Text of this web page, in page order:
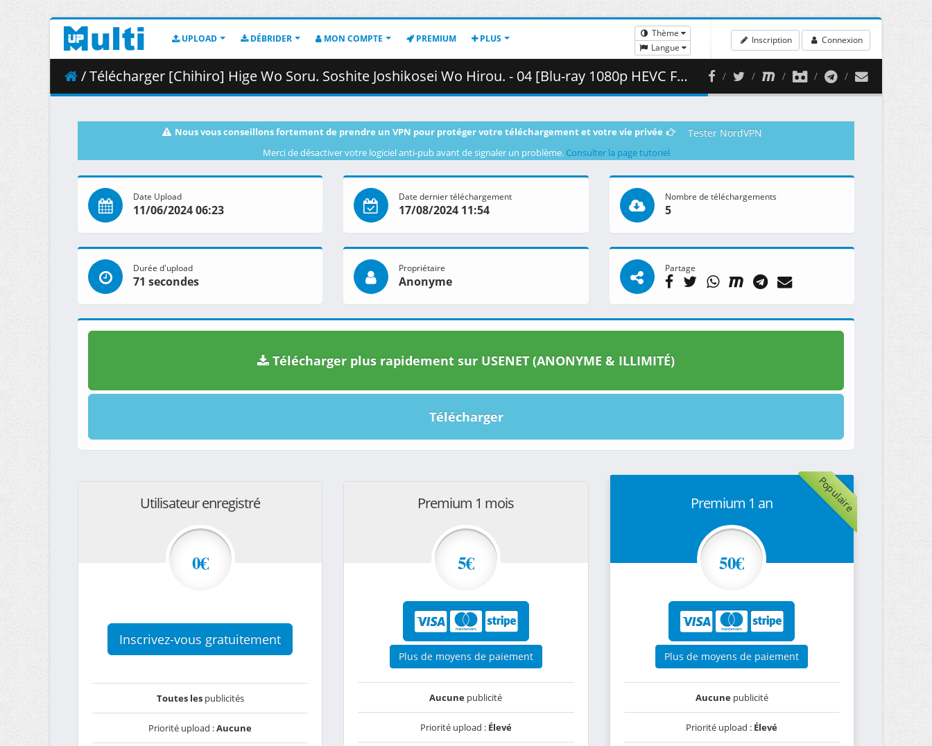
UPLOAD DÉBRIDER MON COMPTE PREMIUM PLUS
Thème
Langue
Inscription Connexion
/ Télécharger [Chihiro] Hige Wo Soru. Soshite Joshikosei Wo Hirou. - 04 [Blu-ray 1080p HEVC FLAC][A55E7533].mkv.003 ( 393.01 MB )
Nous vous conseillons fortement de prendre un VPN pour protéger votre téléchargement et votre vie privée Tester NordVPN
Merci de désactiver votre logiciel anti-pub avant de signaler un problème. Consulter la page tutoriel
Date Upload
11/06/2024 06:23
Date dernier téléchargement
17/08/2024 11:54
Nombre de téléchargements
5
Durée d'upload
71 secondes
Propriétaire
Anonyme
Partage
Télécharger plus rapidement sur USENET (ANONYME & ILLIMITÉ)
Télécharger
Utilisateur enregistré
0€
Inscrivez-vous gratuitement
Toutes lespublicités
Priorité upload :Aucune
Premium 1 mois
5€
Plus de moyens de paiement
Aucune publicité
Priorité upload : Élevé
Populaire
Premium 1 an
50€
Plus de moyens de paiement
Aucunepublicité
Priorité upload : Élevé